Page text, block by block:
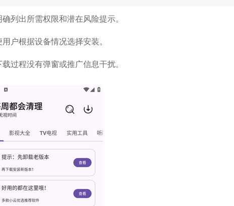
列出所需权限和潜在风险提示。
户根据设备情况选择安装。
过程没有弹窗或推广信息干扰。